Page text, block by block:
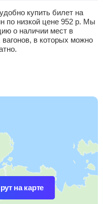
купить билет на
по низкой цене 952 р. Мы
о наличии мест в
в которых можно
на карте